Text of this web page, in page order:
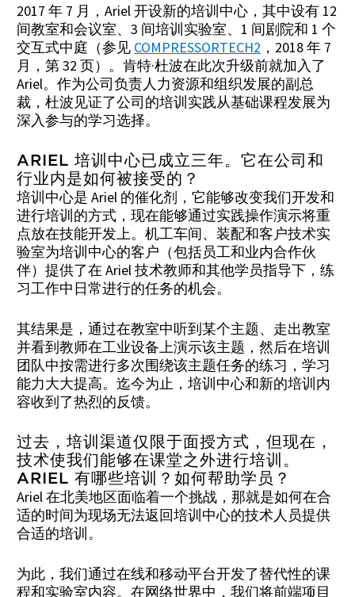
2017 年 7 月，Ariel 开设新的培训中心，其中设有 12
间教室和会议室、3 间培训实验室、1 间剧院和 1 个
交互式中庭（参见 COMPRESSORTECH2 ，2018 年 7
月，第 32 页）。肯特·杜波在此次升级前就加入了
Ariel。作为公司负责人力资源和组织发展的副总
裁，杜波见证了公司的培训实践从基础课程发展为
深入参与的学习选择。
ARIEL 培训中心已成立三年。它在公司和
行业内是如何被接受的？
培训中心是 Ariel 的催化剂，它能够改变我们开发和
进行培训的方式，现在能够通过实践操作演示将重
点放在技能开发上。机工车间、装配和客户技术实
验室为培训中心的客户（包括员工和业内合作伙
伴）提供了在 Ariel 技术教师和其他学员指导下，练
习工作中日常进行的任务的机会。
其结果是，通过在教室中听到某个主题、走出教室
并看到教师在工业设备上演示该主题，然后在培训
团队中按需进行多次围绕该主题任务的练习，学习
能力大大提高。迄今为止，培训中心和新的培训内
容收到了热烈的反馈。
过去，培训渠道仅限于面授方式，但现在，
技术使我们能够在课堂之外进行培训。
ARIEL 有哪些培训？如何帮助学员？
Ariel 在北美地区面临着一个挑战，那就是如何在合
适的时间为现场无法返回培训中心的技术人员提供
合适的培训。
为此，我们通过在线和移动平台开发了替代性的课
程和实验室内容。在网络世界中，我们将前端项目